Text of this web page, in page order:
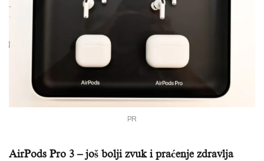
PR
AirPods Pro 3 – još bolji zvuk i praćenje zdravlja